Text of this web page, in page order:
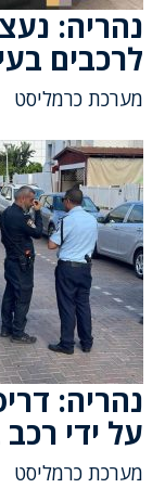
נהריה:
לרכבים
מערכת כרמליסט
נהריה:
על ידי רכב
מערכת כרמליסט